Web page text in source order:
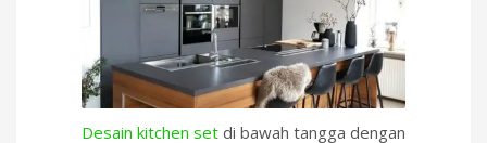
Desain kitchen set di bawah tangga dengan